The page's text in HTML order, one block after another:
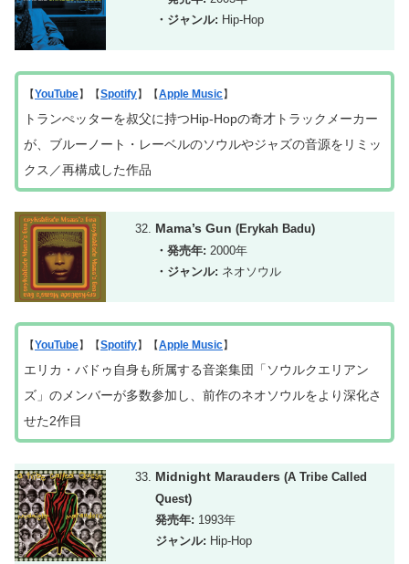
・ジャンル: Hip-Hop
【YouTube】【Spotify】【Apple Music】
トランぺッターを叔父に持つHip-Hopの奇才トラックメーカー
が、ブルーノート・レーベルのソウルやジャズの音源をリミッ
クス／再構成した作品
Mama’s Gun (Erykah Badu)
・発売年: 2000年
・ジャンル: ネオソウル
【YouTube】【Spotify】【Apple Music】
エリカ・バドゥ自身も所属する音楽集団「ソウルクエリアン
ズ」のメンバーが多数参加し、前作のネオソウルをより深化さ
せた2作目
Midnight Marauders (A Tribe Called
Quest)
発売年: 1993年
ジャンル: Hip-Hop